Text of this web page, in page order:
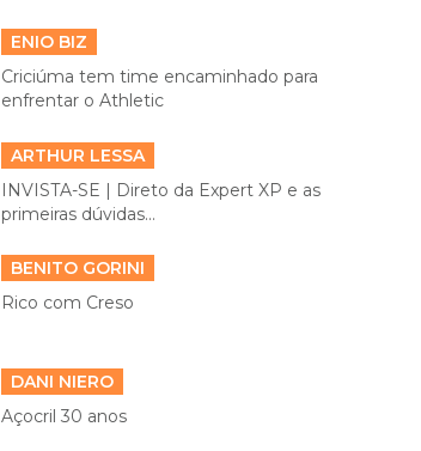
ENIO BIZ
Criciúma tem time encaminhado para
enfrentar o Athletic
ARTHUR LESSA
INVISTA-SE | Direto da Expert XP e as
primeiras dúvidas...
BENITO GORINI
Rico com Creso
DANI NIERO
Açocril 30 anos